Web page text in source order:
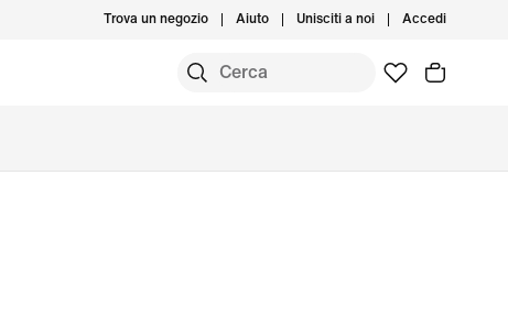
Trova un negozio Aiuto Unisciti a noi Accedi